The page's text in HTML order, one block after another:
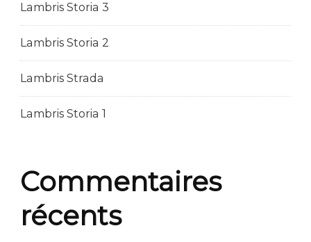
Lambris Storia 3
Lambris Storia 2
Lambris Strada
Lambris Storia 1
Commentaires
récents